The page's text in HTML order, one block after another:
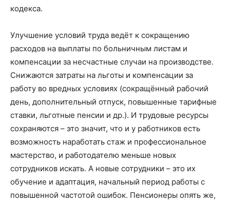
кодекса.
Улучшение условий труда ведёт к сокращению
расходов на выплаты по больничным листам и
компенсации за несчастные случаи на производстве.
Снижаются затраты на льготы и компенсации за
работу во вредных условиях (сокращённый рабочий
день, дополнительный отпуск, повышенные тарифные
ставки, льготные пенсии и др.). И трудовые ресурсы
сохраняются – это значит, что и у работников есть
возможность наработать стаж и профессиональное
мастерство, и работодателю меньше новых
сотрудников искать. А новые сотрудники – это их
обучение и адаптация, начальный период работы с
повышенной частотой ошибок. Пенсионеры опять же,